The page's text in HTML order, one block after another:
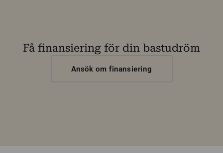
Få finansiering för din bastudröm
Ansök om finansiering